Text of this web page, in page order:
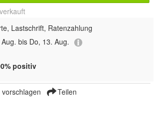
verkauft
Lastschrift, Ratenzahlung
bis Do, 13. Aug.
positiv
vorschlagen Teilen